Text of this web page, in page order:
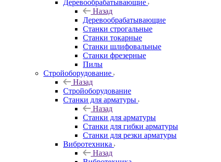
Деревообрабатывающие
Назад
Деревообрабатывающие
Станки строгальные
Станки токарные
Станки шлифовальные
Станки фрезерные
Пилы
Стройоборудование
Назад
Стройоборудование
Станки для арматуры
Назад
Станки для арматуры
Станки для гибки арматуры
Станки для резки арматуры
Вибротехника
Назад